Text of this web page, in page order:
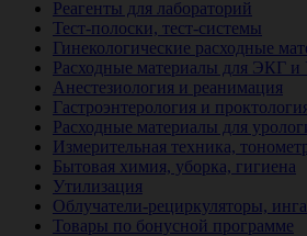
Реагенты для лабораторий
Тест-полоски, тест-системы
Гинекологические расходные
Расходные материалы для ЭКГ
Анестезиология и реанимация
Гастроэнтерология и
Расходные материалы для
Измерительная техника,
Бытовая химия, уборка, гигиена
Утилизация
Облучатели-рециркуляторы,
Товары по бонусной программе